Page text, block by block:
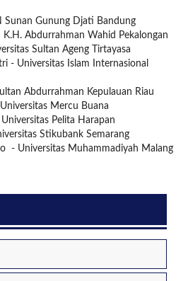
Sunan Gunung Djati Bandung
Abdurrahman Wahid Pekalongan
Sultan Ageng Tirtayasa
- Universitas Islam Internasional
Abdurrahman Kepulauan Riau
Mercu Buana
Pelita Harapan
Stikubank Semarang
- Universitas Muhammadiyah Malang